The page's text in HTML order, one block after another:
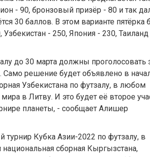
- 90, бронзовый призёр - 80 и так
30 баллов. В этом варианте пятёрка
- 250, Япония - 230, Таиланд
до 30 марта должны проголосовать
Само решение будет объявлено в
Узбекистана по футзалу, в любом
в Литву. И это будет её второе
планеты, - сообщает Алишер
турнир Кубка Азии-2022 по футзалу, в
сборная Кыргызстана,